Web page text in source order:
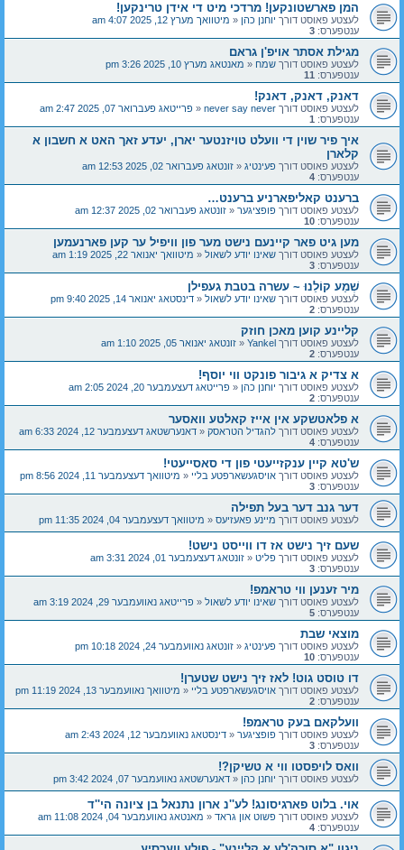
המן פארשטונקען! מרדכי מיט די אידן טרינקען!
לעצטע פאוסט דורך יוחנן כהן « מיטוואך מערץ 12, 2025 4:07 am
ענטפערס: 3
מגילת אסתר אויפ'ן גראם
לעצטע פאוסט דורך שמח « מאנטאג מערץ 10, 2025 3:26 pm
ענטפערס: 11
דאנק, דאנק, דאנק!
לעצטע פאוסט דורך never say never
« פרייטאג פעברואר 07, 2025 2:47 am
ענטפערס: 1
איך פיר שוין די וועלט טויזנטער יארן, ‏יעדע זאך האט א חשבון א
קלארן
לעצטע פאוסט דורך פעינטיג « זונטאג פעברואר 02, 2025 12:53 am
ענטפערס: 4
ברענט קאליפארניע ברענט…
לעצטע פאוסט דורך פופציגער « זונטאג פעברואר 02, 2025 12:37 am
ענטפערס: 10
מען גיט פאר קיינעם נישט מער פון וויפיל ער קען פארנעמען
לעצטע פאוסט דורך שאינו יודע לשאול « מיטוואך יאנואר 22, 2025 1:19 am
ענטפערס: 3
שְׁמַע קוֹלֵנוּ ~ עשרה בטבת געפילן
לעצטע פאוסט דורך שאינו יודע לשאול « דינסטאג יאנואר 14, 2025 9:40 pm
ענטפערס: 2
קליינע קוען מאכן חוזק
לעצטע פאוסט דורך Yankel
« זונטאג יאנואר 05, 2025 1:10 am
ענטפערס: 2
א צדיק א גיבור פונקט ווי יוסף!
לעצטע פאוסט דורך יוחנן כהן « פרייטאג דעצעמבער 20, 2024 2:05 am
ענטפערס: 2
א פלאטשקע אין אייז קאלטע וואסער
לעצטע פאוסט דורך להגדיל הטראסק « דאנערשטאג דעצעמבער 12, 2024 6:33 am
ענטפערס: 4
ש'טא קיין ענקזייעטי פון די סאסייעטי!
לעצטע פאוסט דורך אויסגעשארפטע בליי « מיטוואך דעצעמבער 11, 2024 8:56 pm
ענטפערס: 3
דער גנב דער בעל תפילה
לעצטע פאוסט דורך מיינע פאעזיעס « מיטוואך דעצעמבער 04, 2024 11:35 pm
שעם זיך נישט אז דו ווייסט נישט!
לעצטע פאוסט דורך פליט « זונטאג דעצעמבער 01, 2024 3:31 am
ענטפערס: 3
מיר זענען ווי טראמפ!
לעצטע פאוסט דורך שאינו יודע לשאול « פרייטאג נאוועמבער 29, 2024 3:19 am
ענטפערס: 5
מוצאי שבת
לעצטע פאוסט דורך פעינטיג « זונטאג נאוועמבער 24, 2024 10:18 pm
ענטפערס: 10
דו טוסט גוט! לאז זיך נישט שטערן!
לעצטע פאוסט דורך אויסגעשארפטע בליי « מיטוואך נאוועמבער 13, 2024 11:19 pm
ענטפערס: 2
וועלקאם בעק טראמפ!
לעצטע פאוסט דורך פופציגער « דינסטאג נאוועמבער 12, 2024 2:43 am
ענטפערס: 3
וואס לויפסטו ווי א טשיקן?!
לעצטע פאוסט דורך יוחנן כהן « דאנערשטאג נאוועמבער 07, 2024 3:42 pm
אוי. בלוט פארגיסונג! לע''נ ארון נתנאל בן ציונה הי''ד
לעצטע פאוסט דורך פשוט און גראד « מאנטאג נאוועמבער 04, 2024 11:08 am
ענטפערס: 4